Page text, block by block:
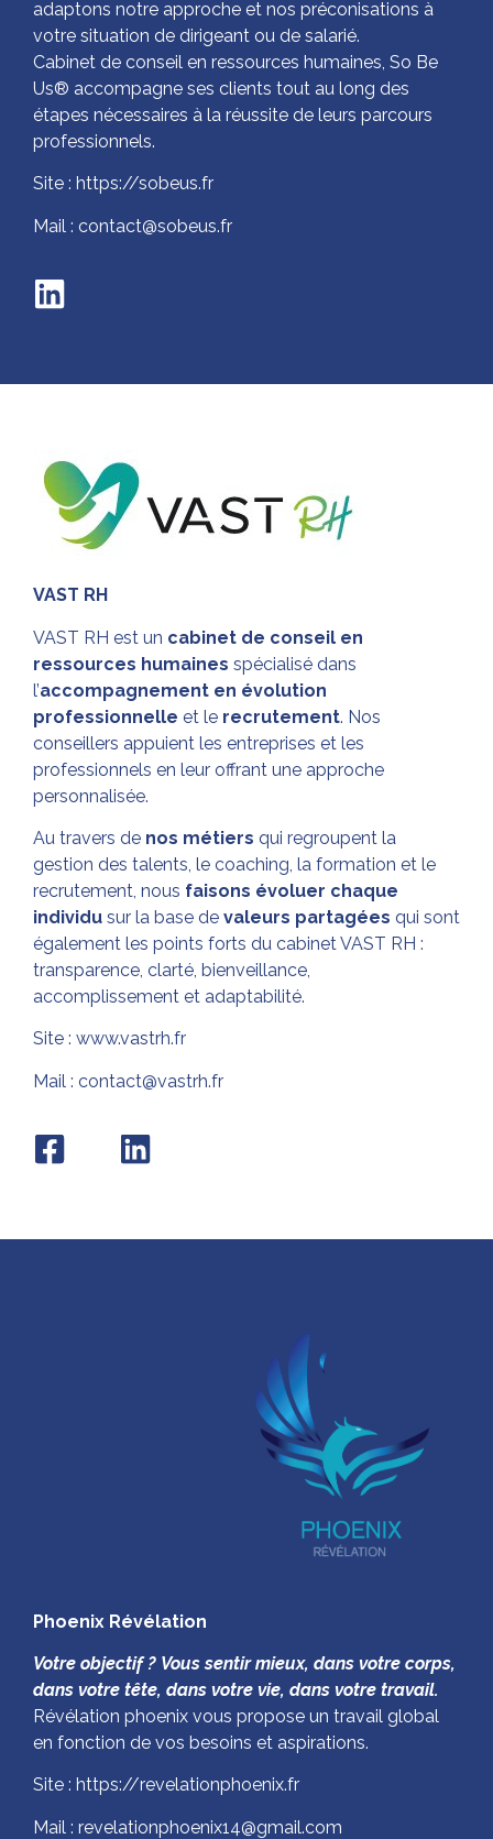
adaptons notre approche et nos préconisations à
votre situation de dirigeant ou de salarié.
Cabinet de conseil en ressources humaines, So Be
Us® accompagne ses clients tout au long des
étapes nécessaires à la réussite de leurs parcours
professionnels.
Site : https://sobeus.fr
Mail : contact@sobeus.fr
VAST RH
VAST RH est un cabinet de conseil en
ressources humaines spécialisé dans
l’accompagnement en évolution
professionnelle et le recrutement. Nos
conseillers appuient les entreprises et les
professionnels en leur offrant une approche
personnalisée.
Au travers de nos métiers qui regroupent la
gestion des talents, le coaching, la formation et le
recrutement, nous faisons évoluer chaque
individu sur la base de valeurs partagées qui sont
également les points forts du cabinet VAST RH :
transparence, clarté, bienveillance,
accomplissement et adaptabilité.
Site : www.vastrh.fr
Mail : contact@vastrh.fr
Phoenix Révélation
Votre objectif ? Vous sentir mieux, dans votre corps,
dans votre tête, dans votre vie, dans votre travail.
Révélation phoenix vous propose un travail global
en fonction de vos besoins et aspirations.
Site : https://revelationphoenix.fr
Mail : revelationphoenix14@gmail.com